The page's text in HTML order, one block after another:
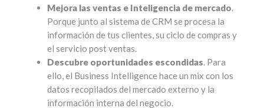
Mejora las ventas e Inteligencia de mercado.
Porque junto al sistema de CRM se procesa la
información de tus clientes, su ciclo de compras y
el servicio post ventas.
Descubre oportunidades escondidas. Para
ello, el Business Intelligence hace un mix con los
datos recopilados del mercado externo y la
información interna del negocio.